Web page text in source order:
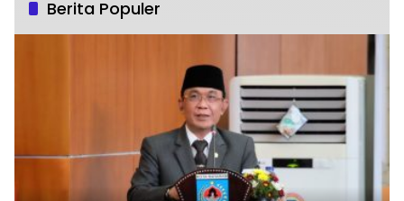
Berita Populer